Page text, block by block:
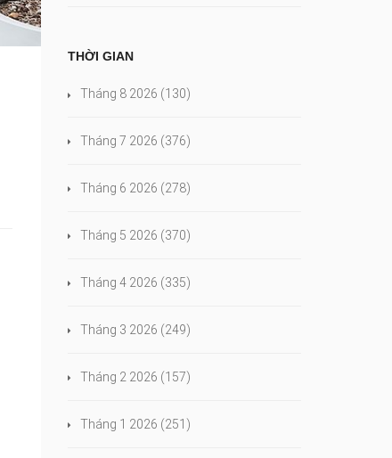
THỜI GIAN
Tháng 8 2026 (130)
Tháng 7 2026 (376)
Tháng 6 2026 (278)
Tháng 5 2026 (370)
Tháng 4 2026 (335)
Tháng 3 2026 (249)
Tháng 2 2026 (157)
Tháng 1 2026 (251)